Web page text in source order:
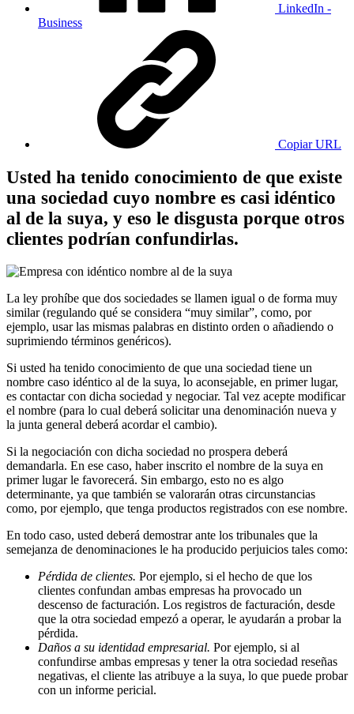
LinkedIn -
Business
Copiar URL
Usted ha tenido conocimiento de que existe
una sociedad cuyo nombre es casi idéntico
al de la suya, y eso le disgusta porque otros
clientes podrían confundirlas.
La ley prohíbe que dos sociedades se llamen igual o de forma muy
similar (regulando qué se considera “muy similar”, como, por
ejemplo, usar las mismas palabras en distinto orden o añadiendo o
suprimiendo términos genéricos).
Si usted ha tenido conocimiento de que una sociedad tiene un
nombre caso idéntico al de la suya, lo aconsejable, en primer lugar,
es contactar con dicha sociedad y negociar. Tal vez acepte modificar
el nombre (para lo cual deberá solicitar una denominación nueva y
la junta general deberá acordar el cambio).
Si la negociación con dicha sociedad no prospera deberá
demandarla. En ese caso, haber inscrito el nombre de la suya en
primer lugar le favorecerá. Sin embargo, esto no es algo
determinante, ya que también se valorarán otras circunstancias
como, por ejemplo, que tenga productos registrados con ese nombre.
En todo caso, usted deberá demostrar ante los tribunales que la
semejanza de denominaciones le ha producido perjuicios tales como:
Pérdida de clientes. Por ejemplo, si el hecho de que los
clientes confundan ambas empresas ha provocado un
descenso de facturación. Los registros de facturación, desde
que la otra sociedad empezó a operar, le ayudarán a probar la
pérdida.
Daños a su identidad empresarial. Por ejemplo, si al
confundirse ambas empresas y tener la otra sociedad reseñas
negativas, el cliente las atribuye a la suya, lo que puede probar
con un informe pericial.